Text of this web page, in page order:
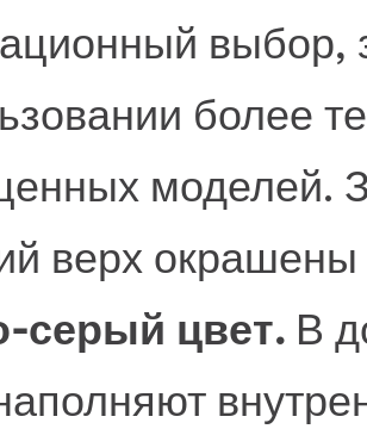
более
моделей.
верх
серый цвет.В